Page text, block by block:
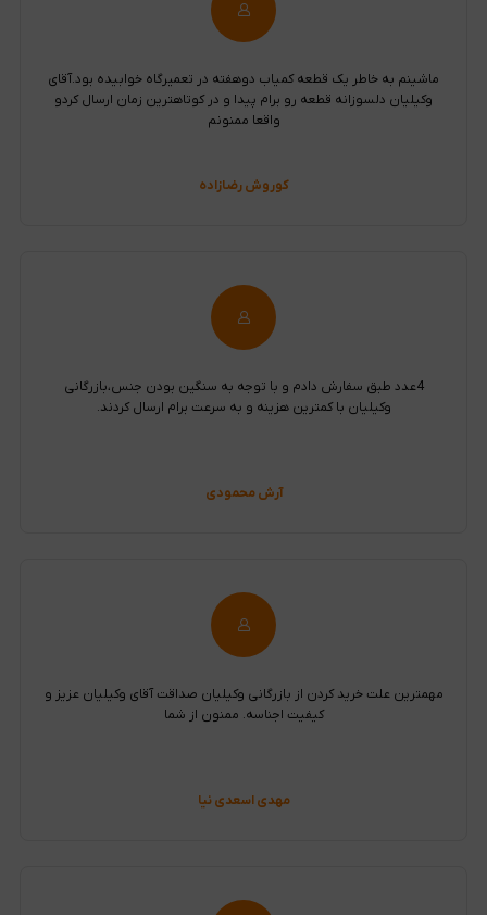
ماشینم به خاطر یک قطعه کمیاب دوهفته در تعمیرگاه خوابیده بود.آقای
وکیلیان دلسوزانه قطعه رو برام پیدا و در کوتاهترین زمان ارسال کردو
واقعا ممنونم
کوروش رضازاده
4عدد طبق سفارش دادم و با توجه به سنگین بودن جنس،بازرگانی
وکیلیان با کمترین هزینه و به سرعت برام ارسال کردند.
آرش محمودی
مهمترین علت خرید کردن از بازرگانی وکیلیان صداقت آقای وکیلیان عزیز و
کیفیت اجناسه. ممنون از شما
مهدی اسعدی نیا